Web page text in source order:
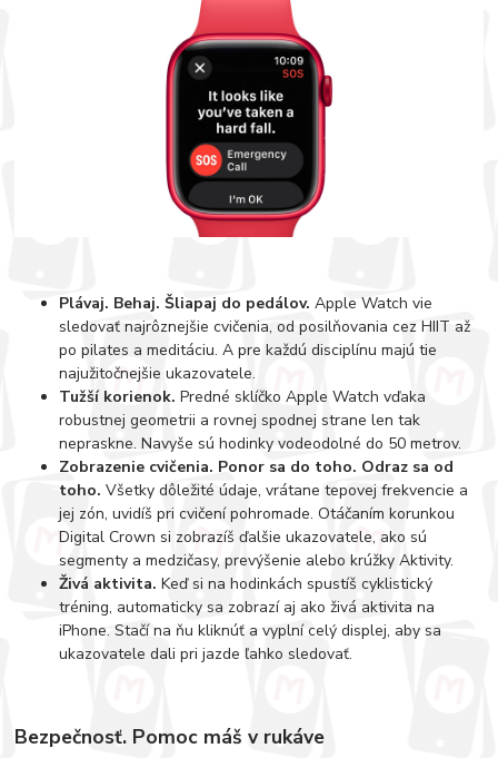
Plávaj. Behaj. Šliapaj do pedálov. Apple Watch vie
sledovať najrôznejšie cvičenia, od posilňovania cez HIIT až
po pilates a meditáciu. A pre každú disciplínu majú tie
najužitočnejšie ukazovatele.
Tužší korienok. Predné sklíčko Apple Watch vďaka
robustnej geometrii a rovnej spodnej strane len tak
nepraskne. Navyše sú hodinky vodeodolné do 50 metrov.
Zobrazenie cvičenia. Ponor sa do toho. Odraz sa od
toho. Všetky dôležité údaje, vrátane tepovej frekvencie a
jej zón, uvidíš pri cvičení pohromade. Otáčaním korunkou
Digital Crown si zobrazíš ďalšie ukazovatele, ako sú
segmenty a medzičasy, prevýšenie alebo krúžky Aktivity.
Živá aktivita. Keď si na hodinkách spustíš cyklistický
tréning, automaticky sa zobrazí aj ako živá aktivita na
iPhone. Stačí na ňu kliknúť a vyplní celý displej, aby sa
ukazovatele dali pri jazde ľahko sledovať.
Bezpečnosť. Pomoc máš v rukáve